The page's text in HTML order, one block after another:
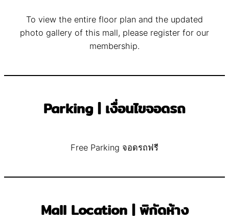
To view the entire floor plan and the updated
photo gallery of this mall, please register for our
membership.
Parking | เงื่อนไขจอดรถ
Free Parking จอดรถฟรี
Mall Location | พิกัดห้าง